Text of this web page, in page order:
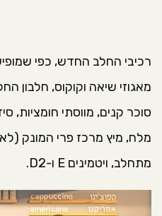
רכיבי החלב החדש, כפי
מאגוזי שיאה וקוקוס, חלבון
סוכר קנים, מווסתי חומציות,
מלח, מיץ מרכז פרי המונק
מתחלב, ויטמינים E ו-D2.